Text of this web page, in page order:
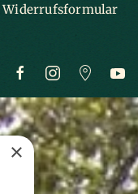
Widerrufsformular
×